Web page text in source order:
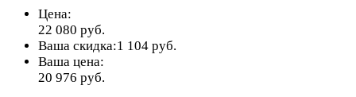
Цена:
22 080 руб.
Ваша скидка:1 104 руб.
Ваша цена:
20 976 руб.